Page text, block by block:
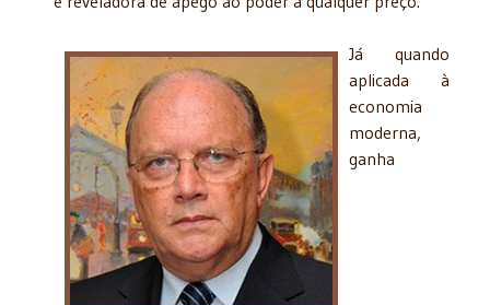
Já quando
aplicada à
economia
moderna,
ganha